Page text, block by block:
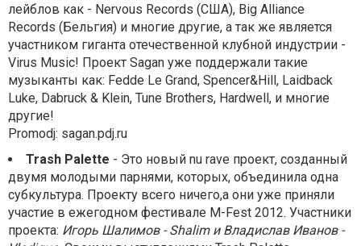
лейблов как - Nervous Records (США), Big Alliance
Records (Бельгия) и многие другие, а так же является
участником гиганта отечественной клубной индустрии -
Virus Music! Проект Sagan уже поддержали такие
музыканты как: Fedde Le Grand, Spencer&Hill, Laidback
Luke, Dabruck & Klein, Tune Brothers, Hardwell, и многие
другие!
Promodj: sagan.pdj.ru
Trash Palette - Это новый nu rave проект, созданный
двумя молодыми парнями, которых, объединила одна
субкультура. Проекту всего ничего,а они уже приняли
участие в ежегодном фестивале M-Fest 2012. Участники
проекта: Игорь Шалимов - Shalim и Владислав Иванов -